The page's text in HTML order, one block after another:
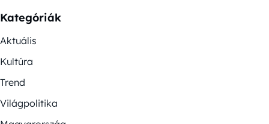
Kategóriák
Aktuális
Kultúra
Trend
Világpolitika